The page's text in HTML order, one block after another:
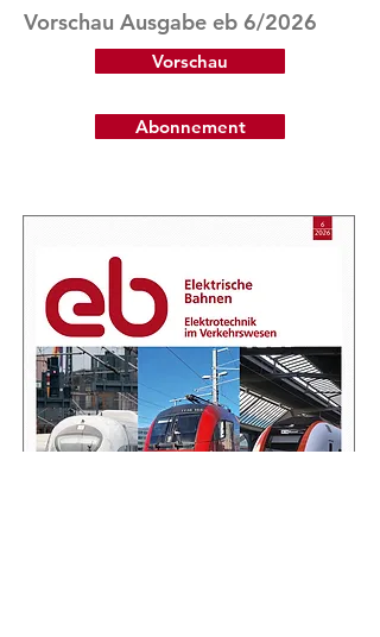
Vorschau Ausgabe eb 6/2026
Vorschau
Abonnement